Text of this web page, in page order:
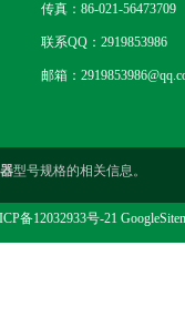
传真：86-021-56473709
联系QQ：2919853986
邮箱：
型号规格的相关信息。
备12032933号-21